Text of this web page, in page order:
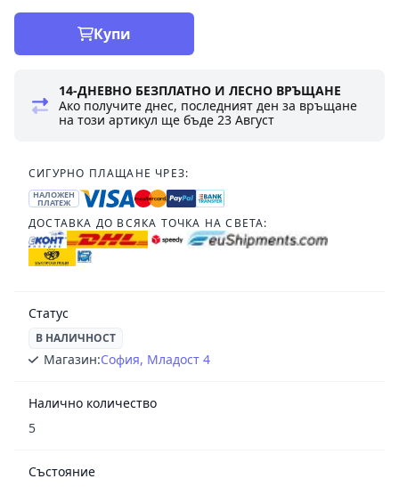
Купи
14-ДНЕВНО БЕЗПЛАТНО И ЛЕСНО ВРЪЩАНЕ
Ако получите днес, последният ден за връщане
на този артикул ще бъде23 Август
СИГУРНО ПЛАЩАНЕ ЧРЕЗ:
НАЛОЖЕН
ПЛАТЕЖ
ДОСТАВКА ДО ВСЯКА ТОЧКА НА СВЕТА:
Статус
В НАЛИЧНОСТ
Магазин:София, Младост 4
Налично количество
5
Състояние